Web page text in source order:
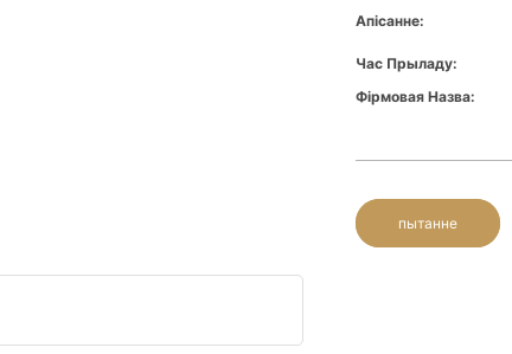
Апісанне:
Час Прыладу:
Фірмовая Назва:
пытанне